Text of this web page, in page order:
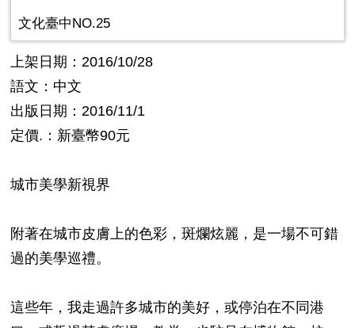
文化臺中NO.25
上架日期：2016/10/28
語文：中文
出版日期：2016/11/1
定價.：新臺幣90元
城市美學新視界
附著在城市皮膚上的色彩，斑爛炫麗，是一場不可錯
過的美學巡禮。
這些年，我走過許多城市的美好，或停泊在不同港